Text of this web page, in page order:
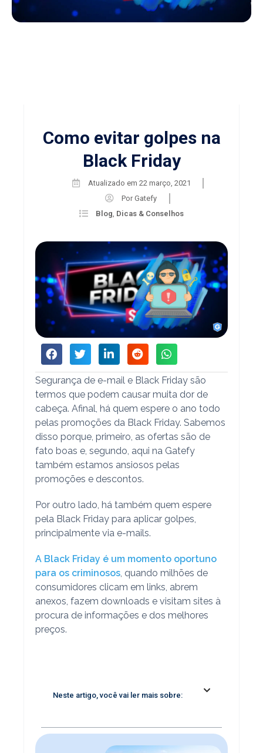
Como evitar golpes na
Black Friday
Atualizado em 22 março, 2021
PorGatefy
Blog Dicas & Conselhos
Segurança de e-mail e Black Friday são
termos que podem causar muita dor de
cabeça. Afinal, há quem espere o ano todo
pelas promoções da Black Friday. Sabemos
disso porque, primeiro, as ofertas são de
fato boas e, segundo, aqui na Gatefy
também estamos ansiosos pelas
promoções e descontos.
Por outro lado, há também quem espere
pela Black Friday para aplicar golpes,
principalmente via e-mails.
A Black Friday é um momento oportuno
para os criminosos, quando milhões de
consumidores clicam em links, abrem
anexos, fazem downloads e visitam sites à
procura de informações e dos melhores
preços.
Neste artigo, você vai ler mais sobre: